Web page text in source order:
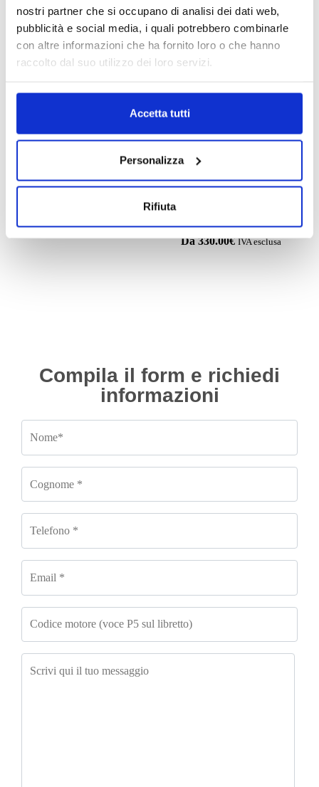
nostri partner che si occupano di analisi dei dati web,
pubblicità e social media, i quali potrebbero combinarle
con altre informazioni che ha fornito loro o che hanno
raccolto dal suo utilizzo dei loro servizi.
Accetta tutti
Personalizza
Rifiuta
Motore Jeep Compass 55260384
dal 2017 1.6 diesel
Motore Jeep Renegade
55260384 2014/2018 1.6 diesel
Motori
Da 300.00€
Motori
in ferro con valvola EGR dal
Da 330.00€ IVA esclusa
Compila il form e richiedi
informazioni